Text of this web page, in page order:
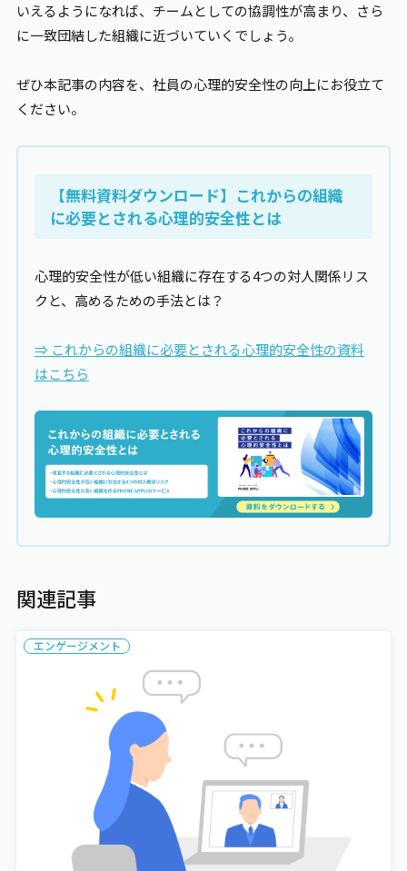
いえるようになれば、チームとしての協調性が高まり、さら
に一致団結した組織に近づいていくでしょう。
ぜひ本記事の内容を、社員の心理的安全性の向上にお役立て
ください。
【無料資料ダウンロード】これからの組織
に必要とされる心理的安全性とは
心理的安全性が低い組織に存在する4つの対人関係リス
クと、高めるための手法とは？
⇒ これからの組織に必要とされる心理的安全性の資料
はこちら
関連記事
エンゲージメント